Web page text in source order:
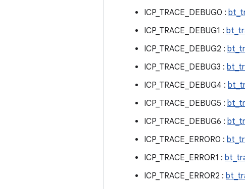
ICP_TRACE_DEBUG0 :
ICP_TRACE_DEBUG1 :
ICP_TRACE_DEBUG2 :
ICP_TRACE_DEBUG3 :
ICP_TRACE_DEBUG4 :
ICP_TRACE_DEBUG5 :
ICP_TRACE_DEBUG6 :
ICP_TRACE_ERROR0 :
ICP_TRACE_ERROR1 :
ICP_TRACE_ERROR2 :